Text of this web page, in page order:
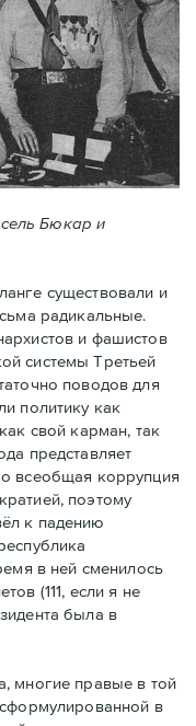
Бюкар и
существовали и
радикальные.
и фашистов
системы Третьей
поводов для
политику как
свой карман, так
представляет
всеобщая коррупция
поэтому
к падению
в ней сменилось
(111, если я не
была в
многие правые в той
в